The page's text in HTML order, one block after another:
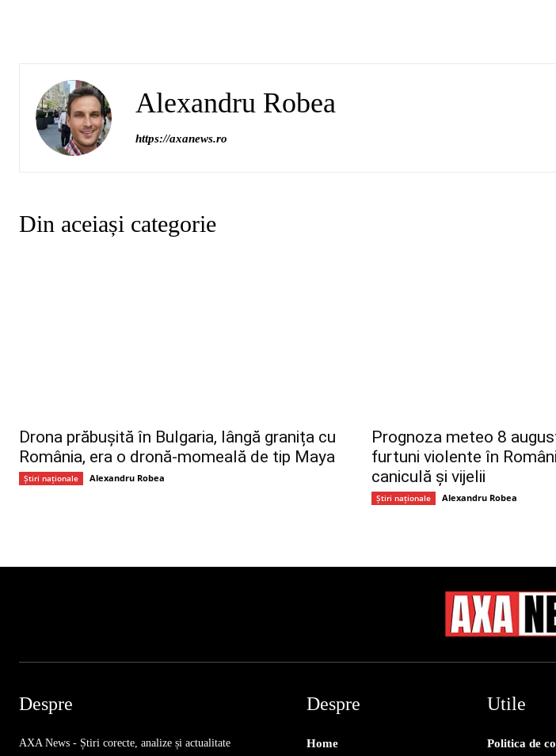
Alexandru Robea
https://axanews.ro
Din aceiași categorie
Drona prăbușită în Bulgaria, lângă granița cu
România, era o dronă-momeală de tip Maya
Știri naționale Alexandru Robea
Prognoza meteo 8
furtuni violente în
caniculă și vijelii
Știri naționale Alexandru Robea
Despre
AXA News - Știri corecte, analize și actualitate
Despre
Home
Utile
Politica de